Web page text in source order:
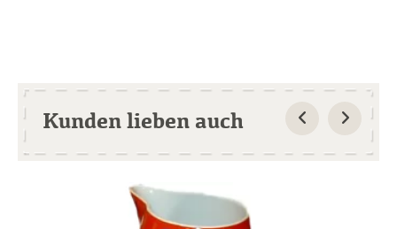
Kunden lieben auch